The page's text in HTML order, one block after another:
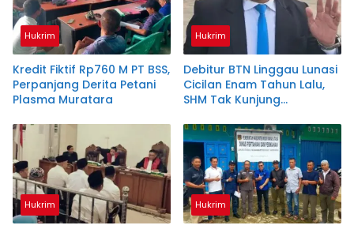
Hukrim
Kredit Fiktif Rp760 M PT BSS,
Perpanjang Derita Petani
Plasma Muratara
Hukrim
Debitur BTN Linggau Lunasi
Cicilan Enam Tahun Lalu,
SHM Tak Kunjung
Hukrim Hukrim